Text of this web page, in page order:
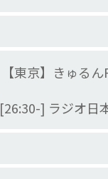
【東京】きゅる
[26:30-] ラジオ日